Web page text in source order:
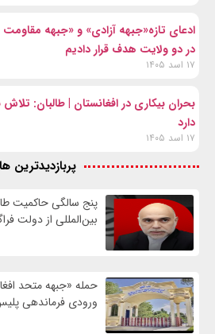
ادعای تازه«جبهه آزادی» و «جبهه
در دو ولایت هدف قرار دادیم
۱۷ اسد ۱۴۰۵
بحران بیکاری در افغانستان | طالبان: تلاش
دارد
۱۷ اسد ۱۴۰۵
پربازدیدترین ها
پنج سالگی حاکمیت
بین‌المللی از دولت
حمله «جبهه متحد
ورودی فرماندهی